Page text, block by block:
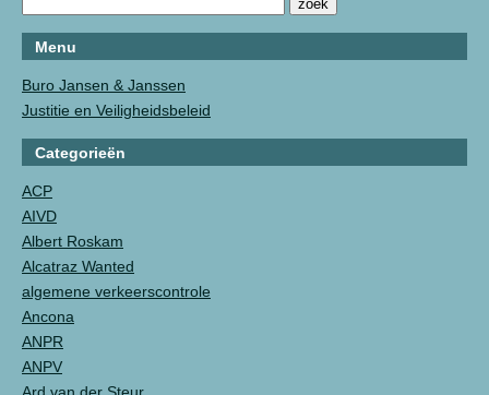
Menu
Buro Jansen & Janssen
Justitie en Veiligheidsbeleid
Categorieën
ACP
AIVD
Albert Roskam
Alcatraz Wanted
algemene verkeerscontrole
Ancona
ANPR
ANPV